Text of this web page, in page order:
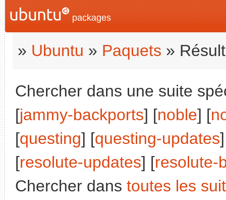
packages
» Ubuntu » Paquets »
Chercher dans une suite
[jammy-backports] [noble] [
[questing] [questing-updates
[resolute-updates] [resolute-
Chercher dans toutes les